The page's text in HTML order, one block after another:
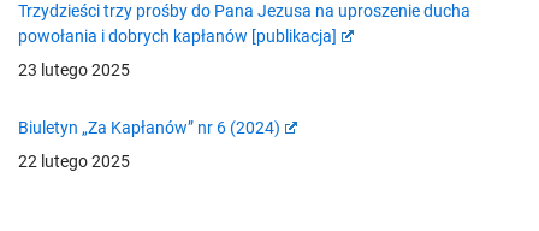
Trzydzieści trzy prośby do Pana Jezusa na uproszenie ducha
powołania i dobrych kapłanów [publikacja]
23 lutego 2025
Biuletyn „Za Kapłanów” nr 6 (2024)
22 lutego 2025